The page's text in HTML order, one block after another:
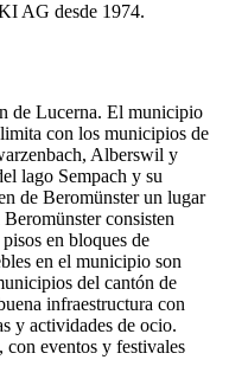
AG desde 1974.
de Lucerna. El municipio
con los municipios de
Alberswil y
lago Sempach y su
de Beromünster un lugar
consisten
en bloques de
en el municipio son
del cantón de
infraestructura con
y actividades de ocio.
eventos y festivales